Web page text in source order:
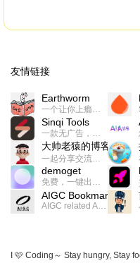
友情链接
Earthworm
Sinqi Tools
大帅老猿的博客
demoget
AIGC Bookmarks
I 🩷 Coding～ Stay hungry, Stay